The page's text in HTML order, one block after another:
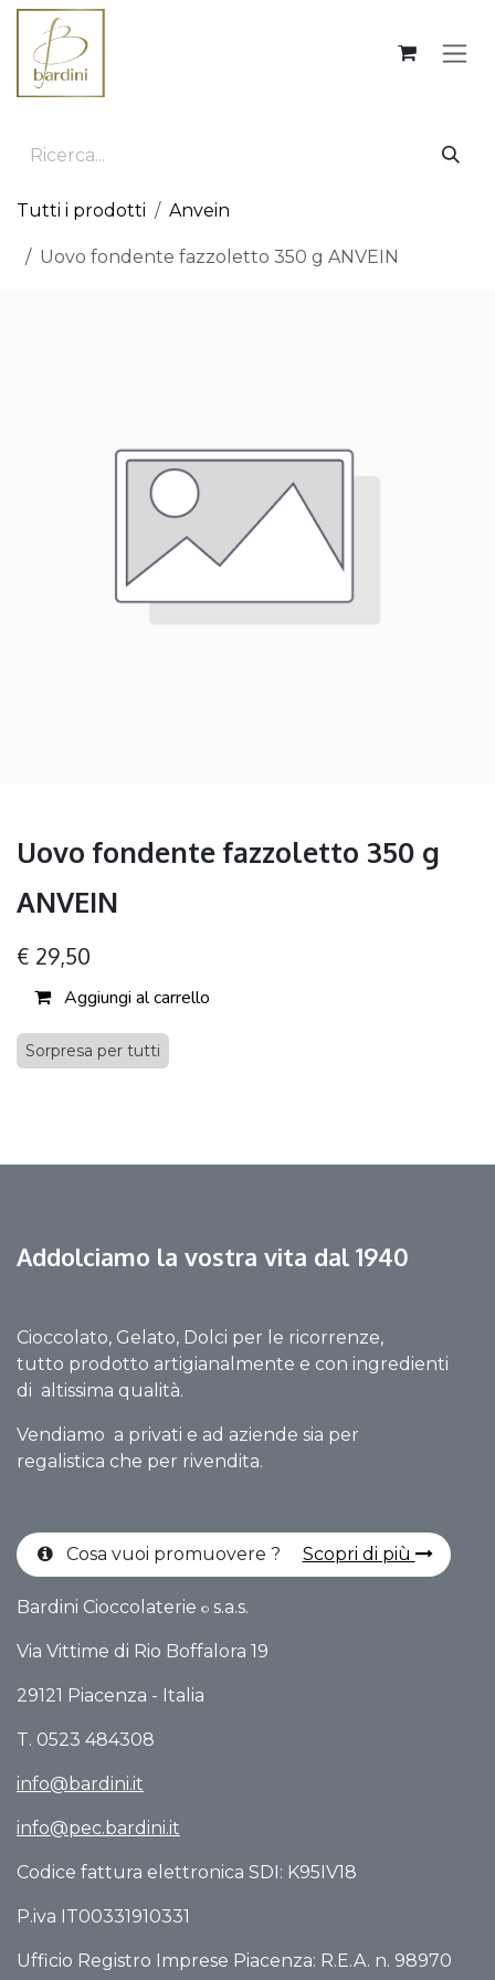
Passa al contenuto
Tutti i prodotti Anvein
Uovo fondente fazzoletto 350 g ANVEIN
Uovo fondente fazzoletto 350 g
ANVEIN
€ 29,50
Aggiungi al carrello
Sorpresa per tutti
Addolciamo la vostra vita dal 1940
Cioccolato, Gelato, Dolci per le ricorrenze,
tutto prodotto artigianalmente e con ingredienti
di altissima qualità.
Vendiamo a privati e ad aziende sia per
regalistica che per rivendita.
Cosa vuoi promuovere ? Scopri di più
Bardini Cioccolaterie © s.a.s.
Via Vittime di Rio Boffalo​ra 19
29121 Piacenza - Italia
T. 0523 484308
info@bardini.it
info@pec.bardini.it​
Codice fattura elettronica SDI: K95IV18
P.iva IT00331910331
Ufficio Registro Imprese Piacenza: R.E.A. n. 98970